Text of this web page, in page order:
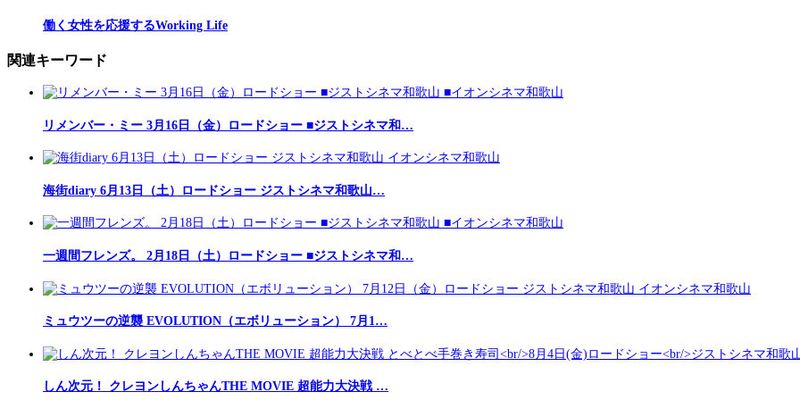
働く女性を応援するWorking Life
関連キーワード
リメンバー・ミー 3月16日（金）ロードショー ■ジストシネマ和…
海街diary 6月13日（土）ロードショー ジストシネマ和歌山…
一週間フレンズ。 2月18日（土）ロードショー ■ジストシネマ和…
ミュウツーの逆襲 EVOLUTION（エボリューション） 7月1…
しん次元！ クレヨンしんちゃんTHE MOVIE 超能力大決戦 …